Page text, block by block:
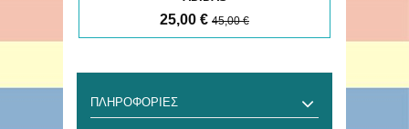
25,00 € 45,00 €
ΠΛΗΡΟΦΟΡΊΕΣ